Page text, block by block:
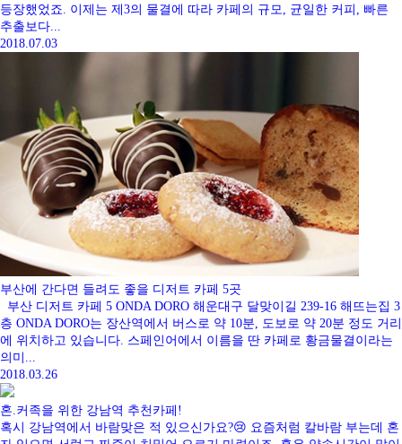
등장했었죠. 이제는 제3의 물결에 따라 카페의 규모, 균일한 커피, 빠른
추출보다...
2018.07.03
부산에 간다면 들려도 좋을 디저트 카페 5곳
부산 디저트 카페 5 ONDA DORO 해운대구 달맞이길 239-16 해뜨는집 3
층 ONDA DORO는 장산역에서 버스로 약 10분, 도보로 약 20분 정도 거리
에 위치하고 있습니다. 스페인어에서 이름을 딴 카페로 황금물결이라는
의미...
2018.03.26
혼.커족을 위한 강남역 추천카페!
혹시 강남역에서 바람맞은 적 있으신가요?😢 요즘처럼 칼바람 부는데 혼